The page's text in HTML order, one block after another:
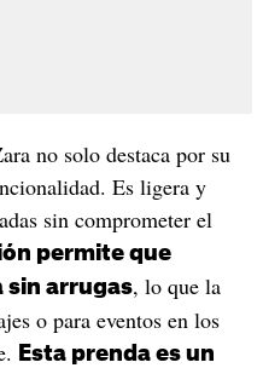
no solo destaca por su
Es ligera y
sin comprometer el
permite que
sin arrugas, lo que la
o para eventos en los
Esta prenda es un